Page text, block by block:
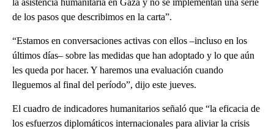
de los pasos que describimos en la carta”.
“Estamos en conversaciones activas con ellos –incluso en los
últimos días– sobre las medidas que han adoptado y lo que aún
les queda por hacer. Y haremos una evaluación cuando
lleguemos al final del período”, dijo este jueves.
El cuadro de indicadores humanitarios señaló que “la eficacia de
los esfuerzos diplomáticos internacionales para aliviar la crisis